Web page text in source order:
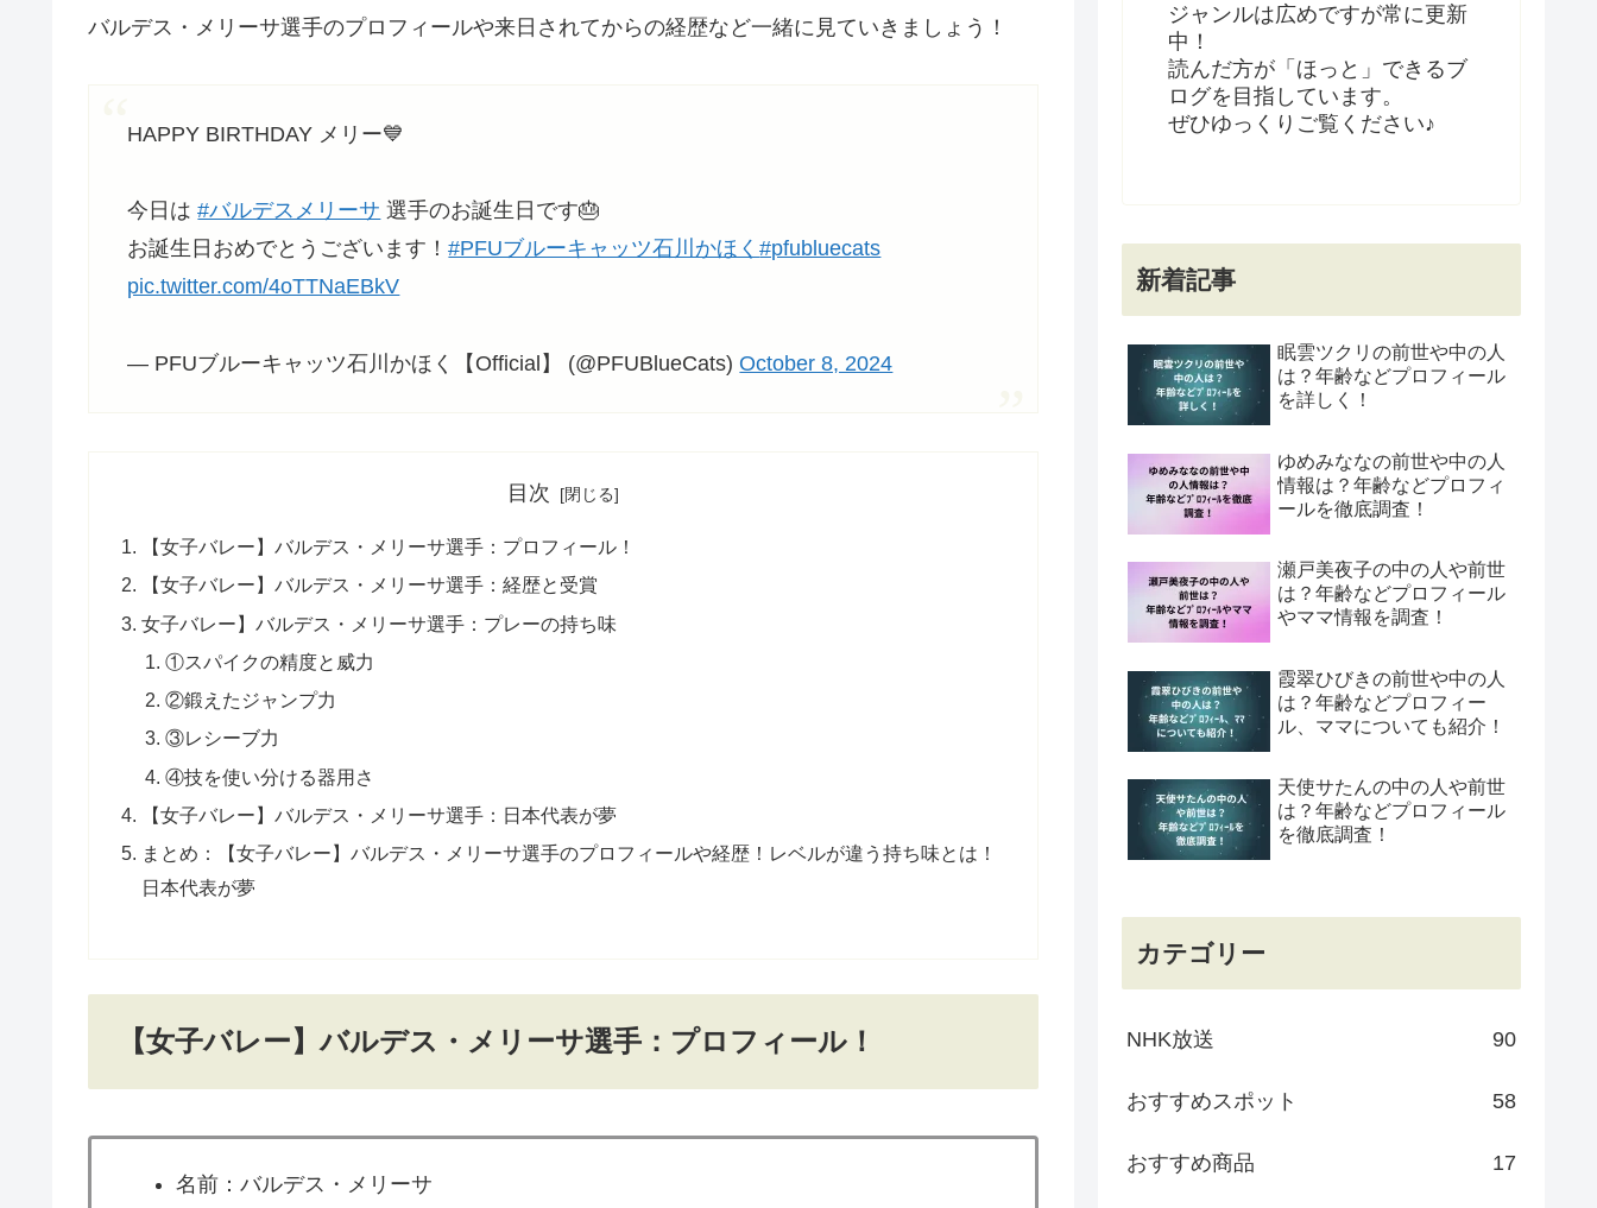
バルデス・メリーサ選手のプロフィールや来日されてからの経歴など一緒に見ていきましょう！
HAPPY BIRTHDAY メリー💙
今日は#バルデスメリーサ 選手のお誕生日です🎂
お誕生日おめでとうございます！#PFUブルーキャッツ石川かほく#pfubluecats
pic.twitter.com/4oTTNaEBkV
— PFUブルーキャッツ石川かほく【Official】 (@PFUBlueCats)October 8, 2024
目次
【女子バレー】バルデス・メリーサ選手：プロフィール！
【女子バレー】バルデス・メリーサ選手：経歴と受賞
女子バレー】バルデス・メリーサ選手：プレーの持ち味
①スパイクの精度と威力
②鍛えたジャンプ力
③レシーブ力
④技を使い分ける器用さ
【女子バレー】バルデス・メリーサ選手：日本代表が夢
まとめ：【女子バレー】バルデス・メリーサ選手のプロフィールや経歴！レベルが違う持ち味とは！
日本代表が夢
【女子バレー】バルデス・メリーサ選手：プロフィール！
名前：バルデス・メリーサ
ジャンルは広めですが常に更新
中！
読んだ方が「ほっと」できるブ
ログを目指しています。
ぜひゆっくりご覧ください♪
新着記事
眠雲ツクリの前世や中の人
は？年齢などプロフィール
を詳しく！
ゆめみななの前世や中の人
情報は？年齢などプロフィ
ールを徹底調査！
瀬戸美夜子の中の人や前世
は？年齢などプロフィール
やママ情報を調査！
霞翠ひびきの前世や中の人
は？年齢などプロフィー
ル、ママについても紹介！
天使サたんの中の人や前世
は？年齢などプロフィール
を徹底調査！
カテゴリー
NHK放送 90
おすすめスポット 58
おすすめ商品 17